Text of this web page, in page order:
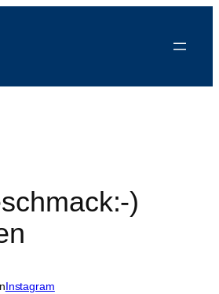
)
Instagram